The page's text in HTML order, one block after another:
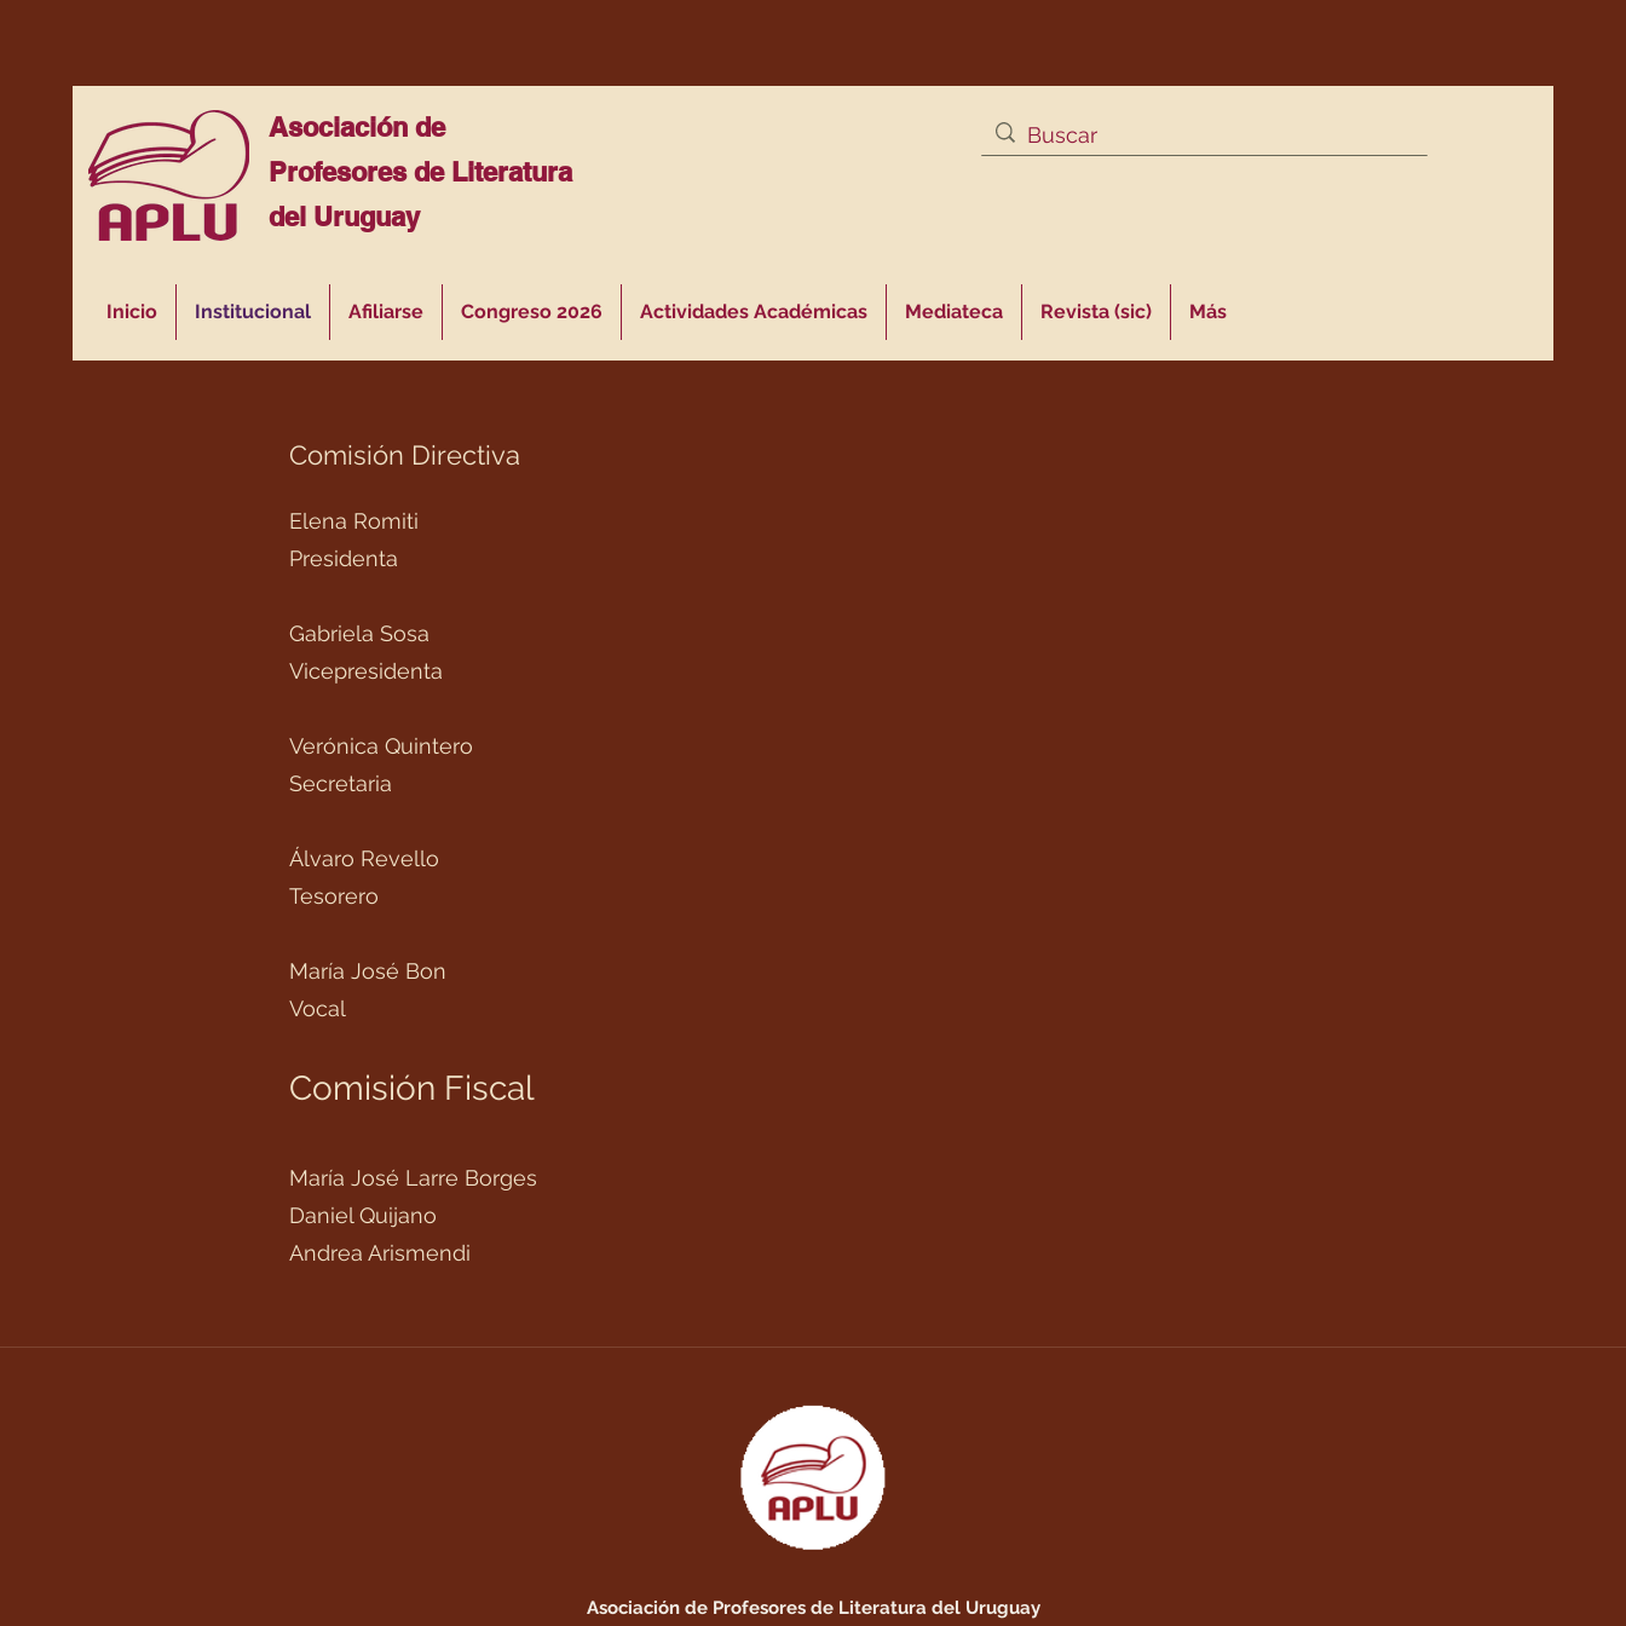
Asociación de
Profesores de Literatura
del Uruguay
Inicio Institucional Afiliarse Congreso 2026 Actividades Académicas Mediateca Revista (sic) Más
Comisión Directiva
Elena Romiti
Presidenta
Gabriela Sosa
Vicepresidenta
Verónica Quintero
Secretaria
Álvaro Revello
Tesorero
María José Bon
Vocal
Comisión Fiscal
María José Larre Borges
Daniel Quijano
Andrea Arismendi
Asociación de Profesores de Literatura del Uruguay